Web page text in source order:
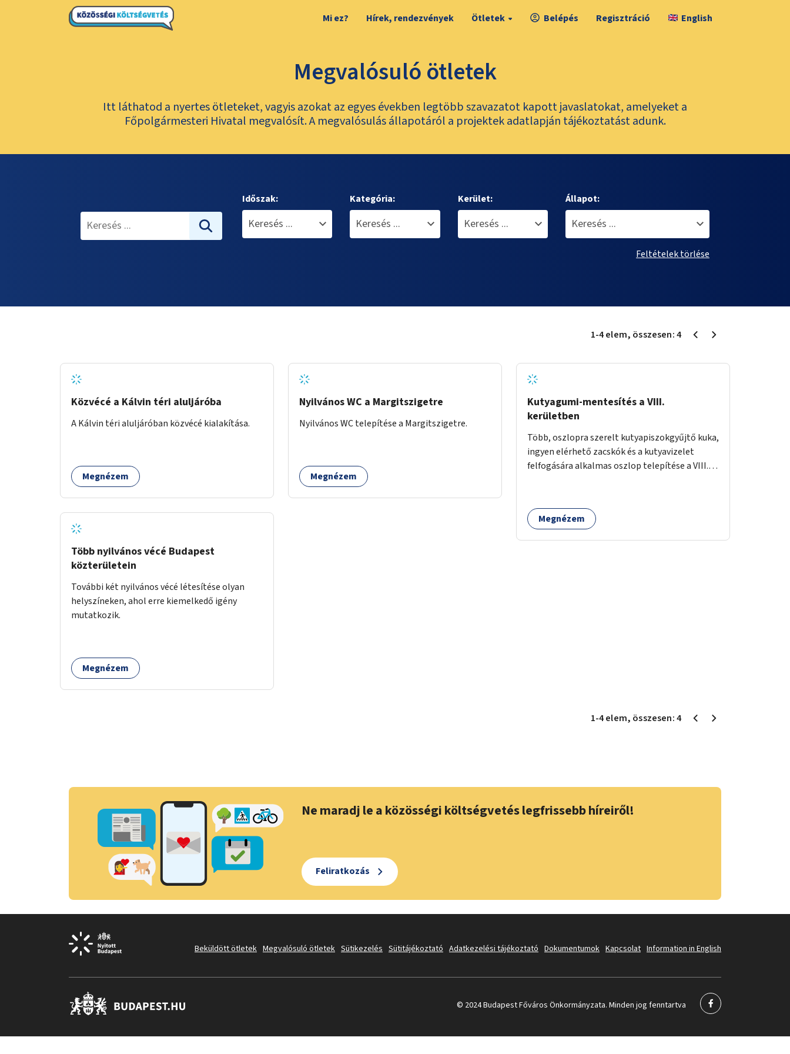
Mi ez? Hírek, rendezvények Ötletek Belépés Regisztráció English
Megvalósuló ötletek
Itt láthatod a nyertes ötleteket, vagyis azokat az egyes években legtöbb szavazatot kapott javaslatokat, amelyeket a
Főpolgármesteri Hivatal megvalósít. A megvalósulás állapotáról a projektek adatlapján tájékoztatást adunk.
Időszak: Kategória: Kerület: Állapot:
Feltételek törlése
1-4elem, összesen:4
Közvécé a Kálvin téri aluljáróba
A Kálvin téri aluljáróban közvécé kialakítása.
Megnézem
Több nyilvános vécé Budapest
közterületein
További két nyilvános vécé létesítése olyan
helyszíneken, ahol erre kiemelkedő igény
mutatkozik.
Megnézem
Nyilvános WC a Margitszigetre
Nyilvános WC telepítése a Margitszigetre.
Megnézem
Kutyagumi-mentesítés a VIII.
kerületben
Több, oszlopra szerelt kutyapiszokgyűjtő kuka,
ingyen elérhető zacskók és a kutyavizelet
felfogására alkalmas oszlop telepítése a VIII.
Megnézem
1-4elem, összesen:4
Ne maradj le a közösségi költségvetés legfrissebb híreiről!
Feliratkozás
Beküldött ötletek Megvalósuló ötletek Sütikezelés Sütitájékoztató Adatkezelési tájékoztató Dokumentumok Kapcsolat Information in English
© 2024 Budapest Főváros Önkormányzata. Minden jog fenntartva